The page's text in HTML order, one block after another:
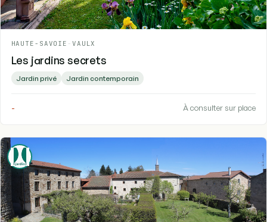
HAUTE-SAVOIE - VAULX
Les jardins secrets
Jardin privé Jardin contemporain
- À consulter sur place